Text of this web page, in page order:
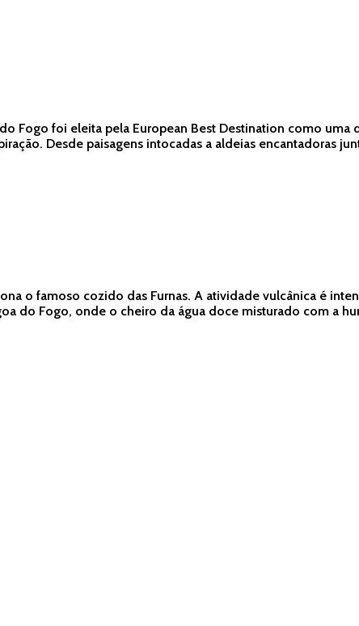
Fogo foi eleita pela European Best Destination como
Desde paisagens intocadas a aldeias encantadoras
o famoso cozido das Furnas. A atividade vulcânica é
do Fogo, onde o cheiro da água doce misturado com a